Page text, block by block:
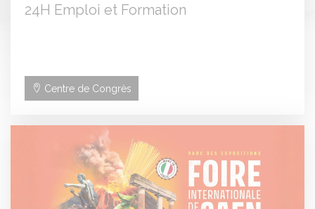
24H Emploi et Formation
Centre de Congrès